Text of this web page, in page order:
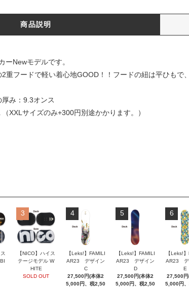
商品説明
ーNewモデルです。
重フードで軽い着心地GOOD！！フードの紐は平ひもで
み：9.3オンス
XXLサイズのみ+300円別途かかります。）
3
【NICO】ハイス
テージモデル W
HITE
SOLD OUT
4
【Leks!】FAMILI
AR23 デザイン
C
27,500円(本体2
5,000円、税2,50
5
【Leks!】FAMILI
AR23 デザイン
D
27,500円(本体2
5,000円、税2,50
6
【Leks!
AR23 デ
E
27,500円
5,000円